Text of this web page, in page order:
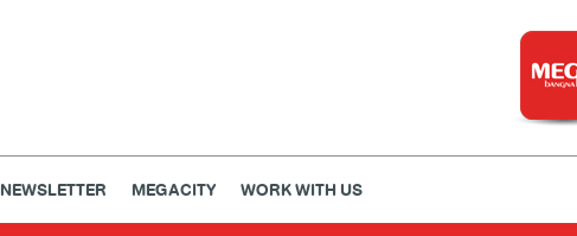
NEWSLETTER MEGACITY WORK WITH US